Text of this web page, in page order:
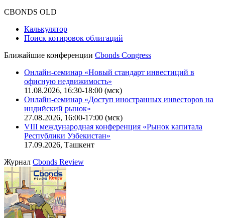
CBONDS OLD
Калькулятор
Поиск котировок облигаций
Ближайшие конференции Cbonds Congress
Онлайн-семинар «Новый стандарт инвестиций в
офисную недвижимость»
11.08.2026, 16:30-18:00 (мск)
Онлайн-семинар «Доступ иностранных инвесторов на
индийский рынок»
27.08.2026, 16:00-17:00 (мск)
VIII международная конференция «Рынок капитала
Республики Узбекистан»
17.09.2026, Ташкент
Журнал Cbonds Review